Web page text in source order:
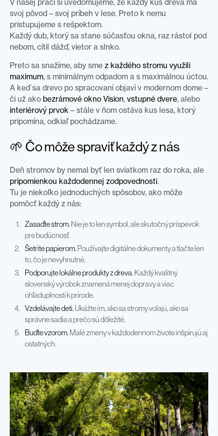
V našej práci si uvedomujeme, že každý kus dreva má
svoj pôvod – svoj príbeh v lese. Preto k nemu
pristupujeme s rešpektom.
Každý dub, ktorý sa stane súčasťou okna, raz rástol pod
nebom, cítil dážď, vietor a slnko.
Preto sa snažíme, aby sme z každého stromu využili
maximum, s minimálnym odpadom a s maximálnou úctou.
A keď sa drevo po spracovaní objaví v modernom dome –
či už ako bezrámové okno Vision, vstupné dvere, alebo
interiérový prvok – stále v ňom ostáva kus lesa, ktorý
pripomína, odkiaľ pochádzame.
🌱 Čo môže spraviť každý z nás
Deň stromov by nemal byť len sviatkom raz do roka, ale
pripomienkou každodennej zodpovednosti.
Tu je niekoľko jednoduchých spôsobov, ako môže
pomôcť každý z nás:
Zasaďte strom. Nie je to len symbol, ale skutočný príspevok
pre budúcnosť.
Šetrite papierom. Používajte digitálne dokumenty a tlačte len
to, čo je nevyhnutné.
Podporujte lokálne produkty z dreva. Každý kvalitný
slovenský výrobok znamená menej dopravy a viac
ohľaduplnosti k prírode.
Vzdelávajte deti. Ukážte im, ako sa stromy volajú, ako sa
správne sadia a prečo sú dôležité.
Buďte vzorom. Malé zmeny v každodennom živote inšpirujú aj
ostatných.